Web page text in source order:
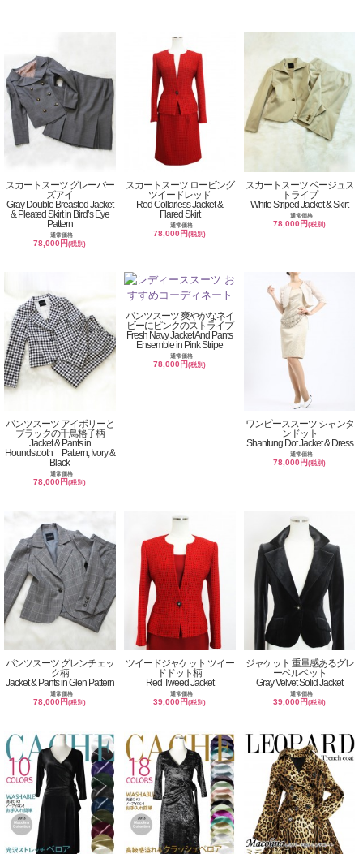
スカートスーツ グレーバー
ズアイ
Gray Double Breasted Jacket
& Pleated Skirt in Bird’s Eye
Pattern
通常価格
78,000円(税別)
スカートスーツ ロービング
ツイードレッド
Red Collarless Jacket &
Flared Skirt
通常価格
78,000円(税別)
スカートスーツ ベージュス
トライプ
White Striped Jacket & Skirt
通常価格
78,000円(税別)
パンツスーツ アイボリーと
ブラックの千鳥格子柄
Jacket & Pants in
Houndstooth Pattern, Ivory &
Black
通常価格
78,000円(税別)
パンツスーツ 爽やかなネイ
ビーにピンクのストライプ
Fresh Navy Jacket And Pants
Ensemble in Pink Stripe
通常価格
78,000円(税別)
ワンピーススーツ シャンタ
ンドット
Shantung Dot Jacket & Dress
通常価格
78,000円(税別)
パンツスーツ グレンチェッ
ク柄
Jacket & Pants in Glen Pattern
通常価格
78,000円(税別)
ツイードジャケット ツイー
ドドット柄
Red Tweed Jacket
通常価格
39,000円(税別)
ジャケット 重量感あるグレ
ーベルベット
Gray Velvet Solid Jacket
通常価格
39,000円(税別)